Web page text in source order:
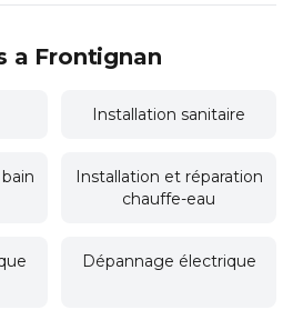
a Frontignan
Installation sanitaire
Installation et réparation
chauffe-eau
Dépannage électrique